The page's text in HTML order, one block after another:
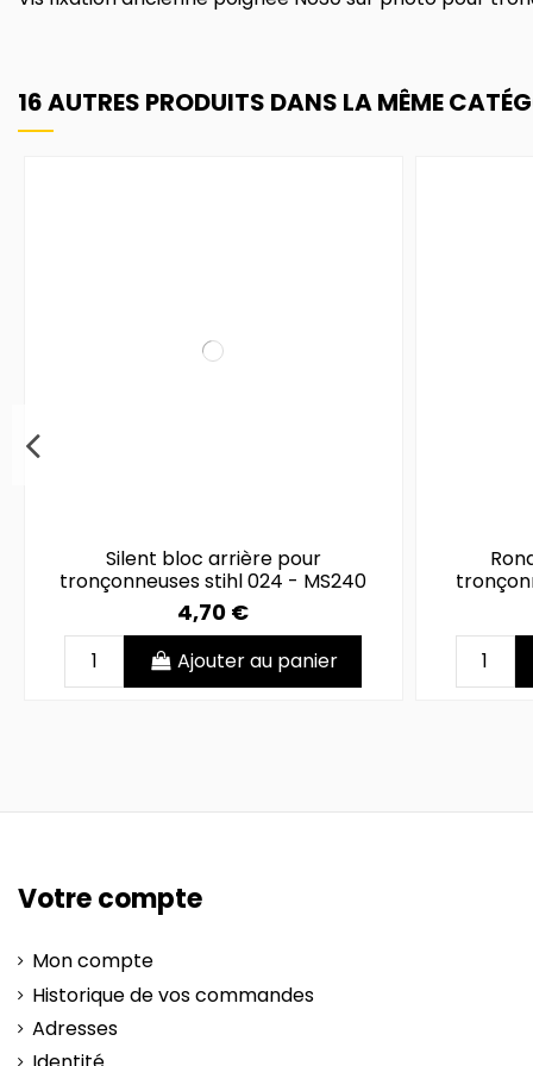
16 AUTRES PRODUITS DANS LA MÊME
Silent bloc arrière pour
tronçonneuses stihl 024 - MS240
4,70 €
Ajouter au panier
Votre compte
Mon compte
Historique de vos commandes
Adresses